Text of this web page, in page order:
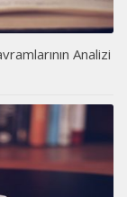
Analizi